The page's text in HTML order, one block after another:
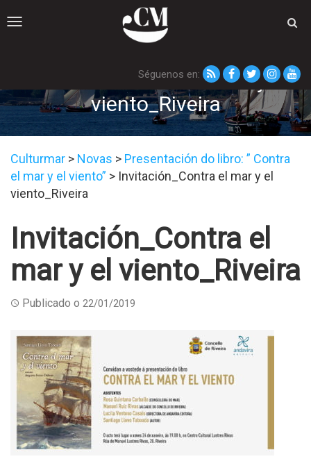
Toggle
Séguenos en:
Invitación_Contra el mar y el
viento_Riveira
Culturmar > Novas > Presentación do libro: ” Contra
el mar y el viento” > Invitación_Contra el mar y el
viento_Riveira
Invitación_Contra el
mar y el viento_Riveira
Publicado o 22/01/2019